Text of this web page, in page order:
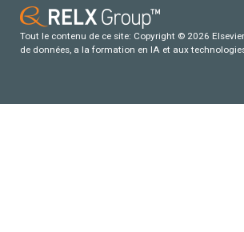
Tout le contenu de ce site: Copyright © 2026
de données, a la formation en IA et aux